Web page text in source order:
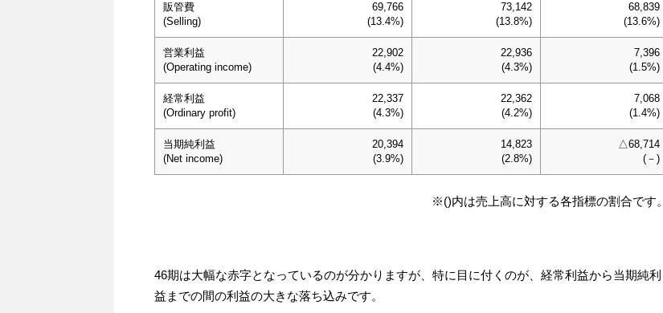
販管費
(Selling)
69,766
(13.4%)
73,142
(13.8%)
68,839
(13.6%)
営業利益
(Operating income)
22,902
(4.4%)
22,936
(4.3%)
7,396
(1.5%)
経常利益
(Ordinary profit)
22,337
(4.3%)
22,362
(4.2%)
7,068
(1.4%)
当期純利益
(Net income)
20,394
(3.9%)
14,823
(2.8%)
△68,714
(－)
※()内は売上高に対する各指標の割合です。
46期は大幅な赤字となっているのが分かりますが、特に目に付くのが、経常利益から当期純利
益までの間の利益の大きな落ち込みです。